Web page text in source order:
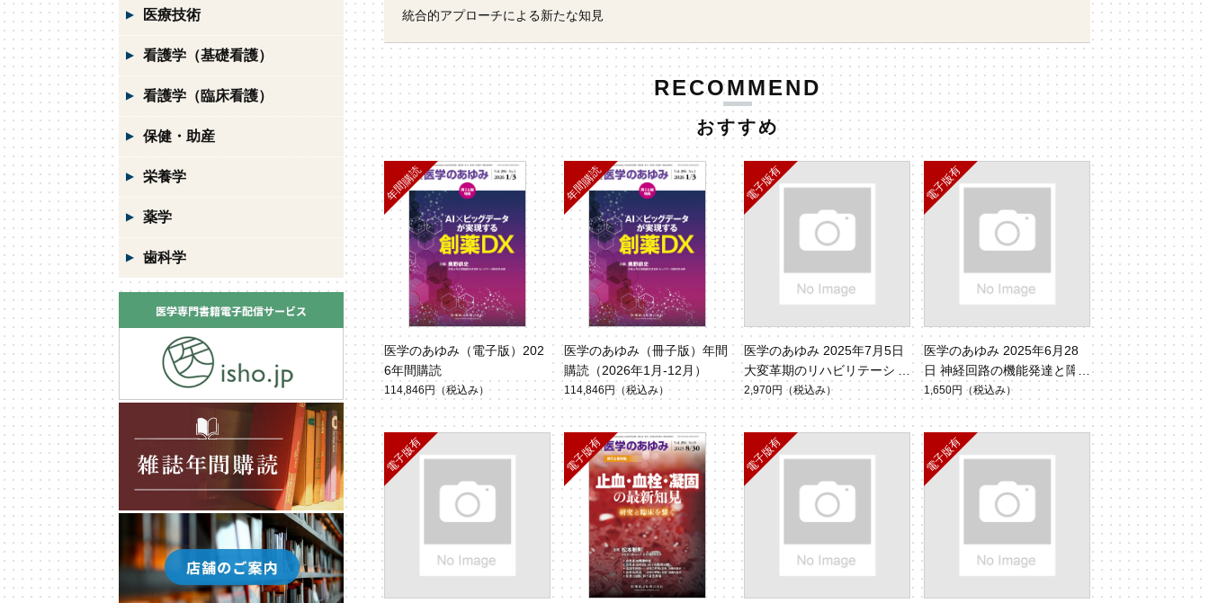
統合的アプローチによる新たな知見
RECOMMEND
おすすめ
医学のあゆみ（電子版）202
6年間購読
114,846円（税込み）
医学のあゆみ（冊子版）年間
購読（2026年1月-12月）
114,846円（税込み）
医学のあゆみ 2025年7月5日
大変革期のリハビリテーショ
ン治療と拡大する守備範囲
（Vol.294 No.1）
2,970円 （税込み）
医学のあゆみ 2025年6月28
日 神経回路の機能発達と障
害（Vol.293 No.13）
1,650円 （税込み）
医療技術
看護学（基礎看護）
看護学（臨床看護）
保健・助産
栄養学
薬学
歯科学